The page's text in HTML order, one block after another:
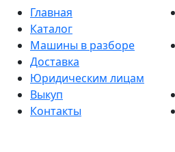
Главная
Каталог
Машины в разборе
Доставка
Юридическим лицам
Выкуп
Контакты